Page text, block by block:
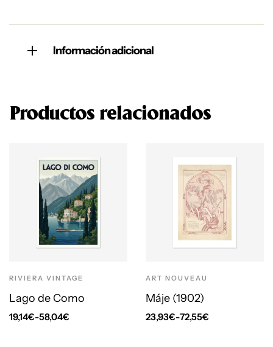
Información adicional
Productos relacionados
RIVIERA VINTAGE
Lago de Como
19,14€-58,04€
ART NOUVEAU
Máje (1902)
23,93€-72,55€